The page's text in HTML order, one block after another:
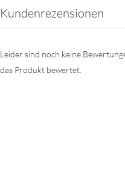
Kundenrezensionen
Leider sind noch keine
das Produkt bewertet.